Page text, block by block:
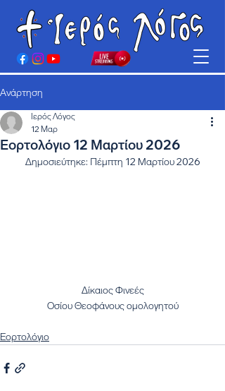
Ανάρτηση
Εορτολόγιο 12 Μαρτίου 2026
Ιερός Λόγος
12 Μαρ
Δημοσιεύτηκε: Πέμπτη 12 Μαρτίου 2026
Δίκαιος Φινεές
Οσίου Θεοφάνους ομολογητού
Εορτολόγιο